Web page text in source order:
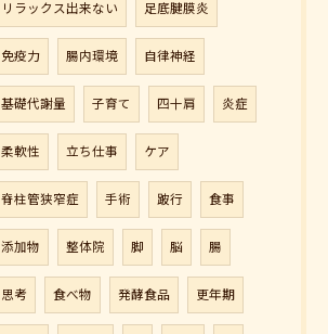
リラックス出来ない 足底腱膜炎
免疫力 腸内環境 自律神経
基礎代謝量 子育て 四十肩 炎症
柔軟性 立ち仕事 ケア
脊柱管狭窄症 手術 跛行 食事
添加物 整体院 脚 脳 腸
思考 食べ物 発酵食品 更年期